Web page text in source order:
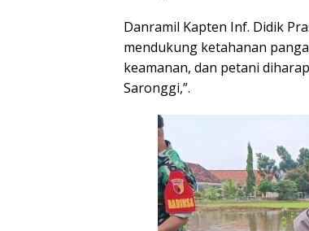
Danramil Kapten Inf. Didik
mendukung ketahanan
keamanan, dan petani
Saronggi,”.